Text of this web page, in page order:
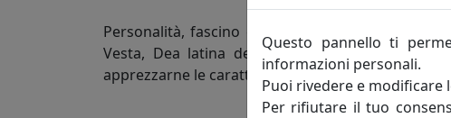
Personalità, fascino e Design. Lo spirito
Vesta, Dea latina della casa, attraverso il
apprezzarne le caratteristiche innovative e
Questo pannello ti
informazioni personali.
Puoi rivedere e modificare
Per rifiutare il tuo